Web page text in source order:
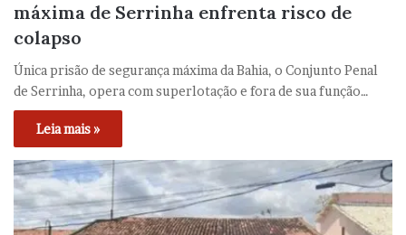
máxima de Serrinha enfrenta risco de
colapso
Única prisão de segurança máxima da Bahia, o Conjunto Penal
de Serrinha, opera com superlotação e fora de sua função…
Leia mais »